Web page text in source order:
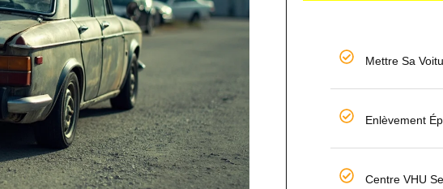
Mettre Sa
Enlèvement
Centre VHU